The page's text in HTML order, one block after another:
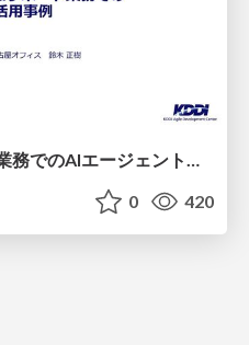
Atlassian Cloudサポート業務でのAIエージェント活用事例
0 420